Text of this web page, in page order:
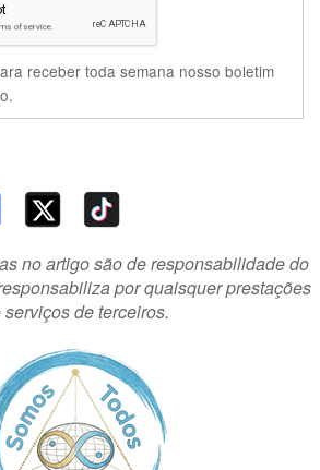
receber toda semana nosso boletim
no artigo são de responsabilidade do
por quaisquer prestações
serviços de terceiros.